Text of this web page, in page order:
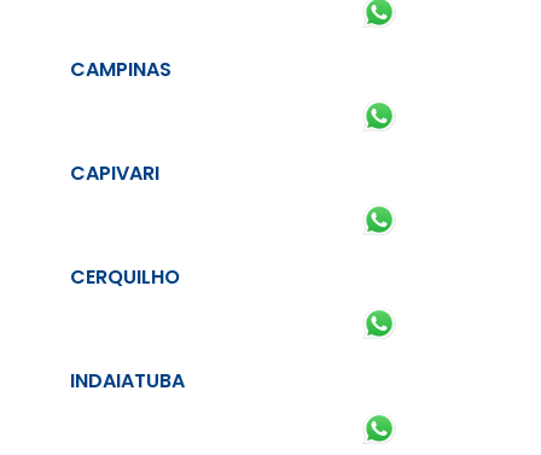
CAMPINAS
CAPIVARI
CERQUILHO
INDAIATUBA